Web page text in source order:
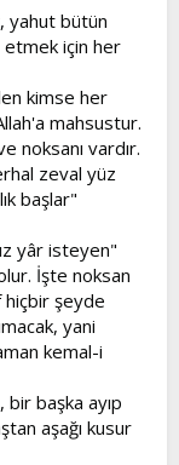
yahut bütün
etmek için her
kimse her
mahsustur.
noksanı vardır.
zeval yüz
başlar"
yâr isteyen"
İşte noksan
hiçbir şeyde
yani
kemal-i
bir başka ayıp
aşağı kusur